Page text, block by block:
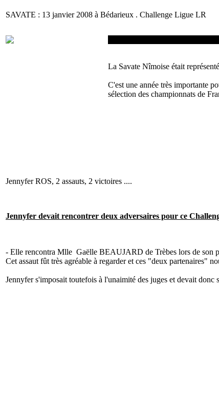
SAVATE : 13 janvier 2008 à Bédarieux . Challenge Ligue LR
La Savate Nîmoise était
C'est une année très importante
sélection des championnats de
Jennyfer ROS, 2 assauts, 2 victoires ....
Jennyfer devait rencontrer deux adversaires pour ce
- Elle rencontra Mlle Gaëlle BEAUJARD de Trèbes lors de son
Cet assaut fût très agréable à regarder et ces "deux partenaires"
Jennyfer s'imposait toutefois à l'unaimité des juges et devait